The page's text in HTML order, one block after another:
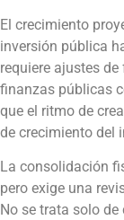
El crecimiento
inversión pública
requiere ajustes
finanzas públicas
que el ritmo de
de crecimiento del
La consolidación
pero exige una
No se trata solo